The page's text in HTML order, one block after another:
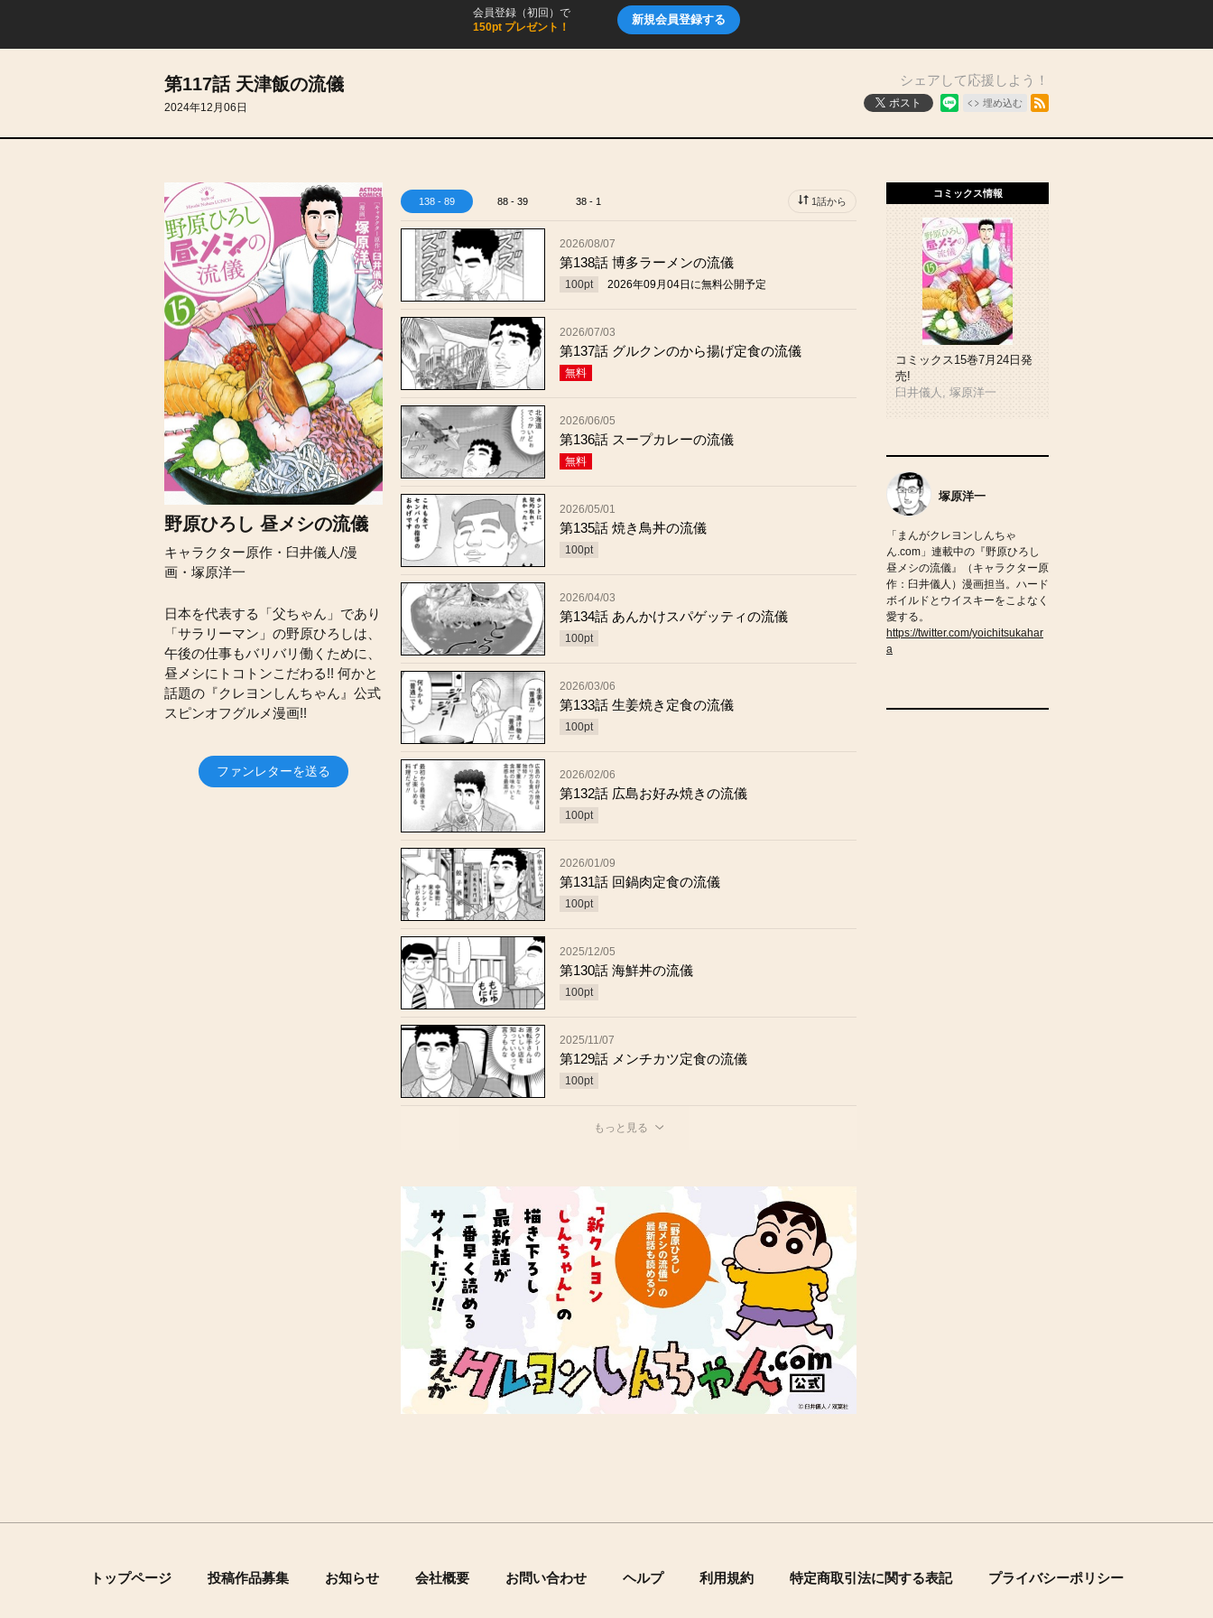
会員登録（初回）で
150pt プレゼント！
新規会員登録する
第117話 天津飯の流儀
2024年12月06日
シェアして応援しよう！
ポスト 埋め込む
野原ひろし 昼メシの流儀
キャラクター原作・臼井儀人/漫
画・塚原洋一
日本を代表する「父ちゃん」であり
「サラリーマン」の野原ひろしは、
午後の仕事もバリバリ働くために、
昼メシにトコトンこだわる!! 何かと
話題の『クレヨンしんちゃん』公式
スピンオフグルメ漫画!!
ファンレターを送る
138 - 89 88 - 39 38 - 1 1話から
2026/08/07
第138話 博多ラーメンの流儀
100pt 2026年09月04日 に無料公開予定
2026/07/03
第137話 グルクンのから揚げ定食の流儀
無料
2026/06/05
第136話 スープカレーの流儀
無料
2026/05/01
第135話 焼き鳥丼の流儀
100pt
2026/04/03
第134話 あんかけスパゲッティの流儀
100pt
2026/03/06
第133話 生姜焼き定食の流儀
100pt
2026/02/06
第132話 広島お好み焼きの流儀
100pt
2026/01/09
第131話 回鍋肉定食の流儀
100pt
2025/12/05
第130話 海鮮丼の流儀
100pt
2025/11/07
第129話 メンチカツ定食の流儀
100pt
もっと見る
コミックス情報
コミックス15巻7月24日発
売!
臼井儀人, 塚原洋一
塚原洋一
「まんがクレヨンしんちゃ
ん.com」連載中の『野原ひろし
昼メシの流儀』（キャラクター原
作：臼井儀人）漫画担当。ハード
ボイルドとウイスキーをこよなく
愛する。
https://twitter.com/yoichitsukahar
a
トップページ 投稿作品募集 お知らせ 会社概要 お問い合わせ ヘルプ 利用規約 特定商取引法に関する表記 プライバシーポリシー